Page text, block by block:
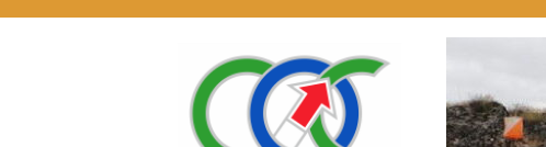
COC – CLUBE DE
Da floresta trazemos